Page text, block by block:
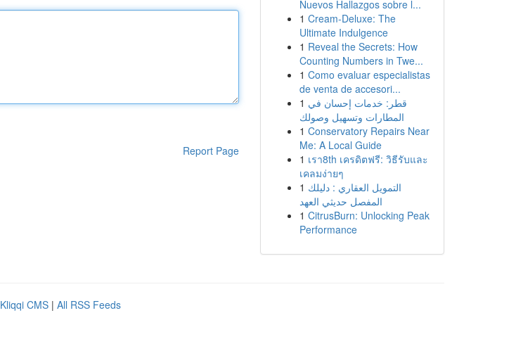
Report Page
Nuevos Hallazgos sobre l...
1 Cream-Deluxe: The
Ultimate Indulgence
1 Reveal the Secrets: How
Counting Numbers in Twe...
1 Como evaluar especialistas
de venta de accesori...
1 قطر: خدمات إحسان في
المطارات وتسهيل وصولك
1 Conservatory Repairs Near
Me: A Local Guide
1 เรา8th เครดิตฟรี: วิธีรับและ
เคลมง่ายๆ
1 التمويل العقاري : دليلك
المفصل حديثي العهد
1 CitrusBurn: Unlocking Peak
Performance
Kliqqi CMS | All RSS Feeds